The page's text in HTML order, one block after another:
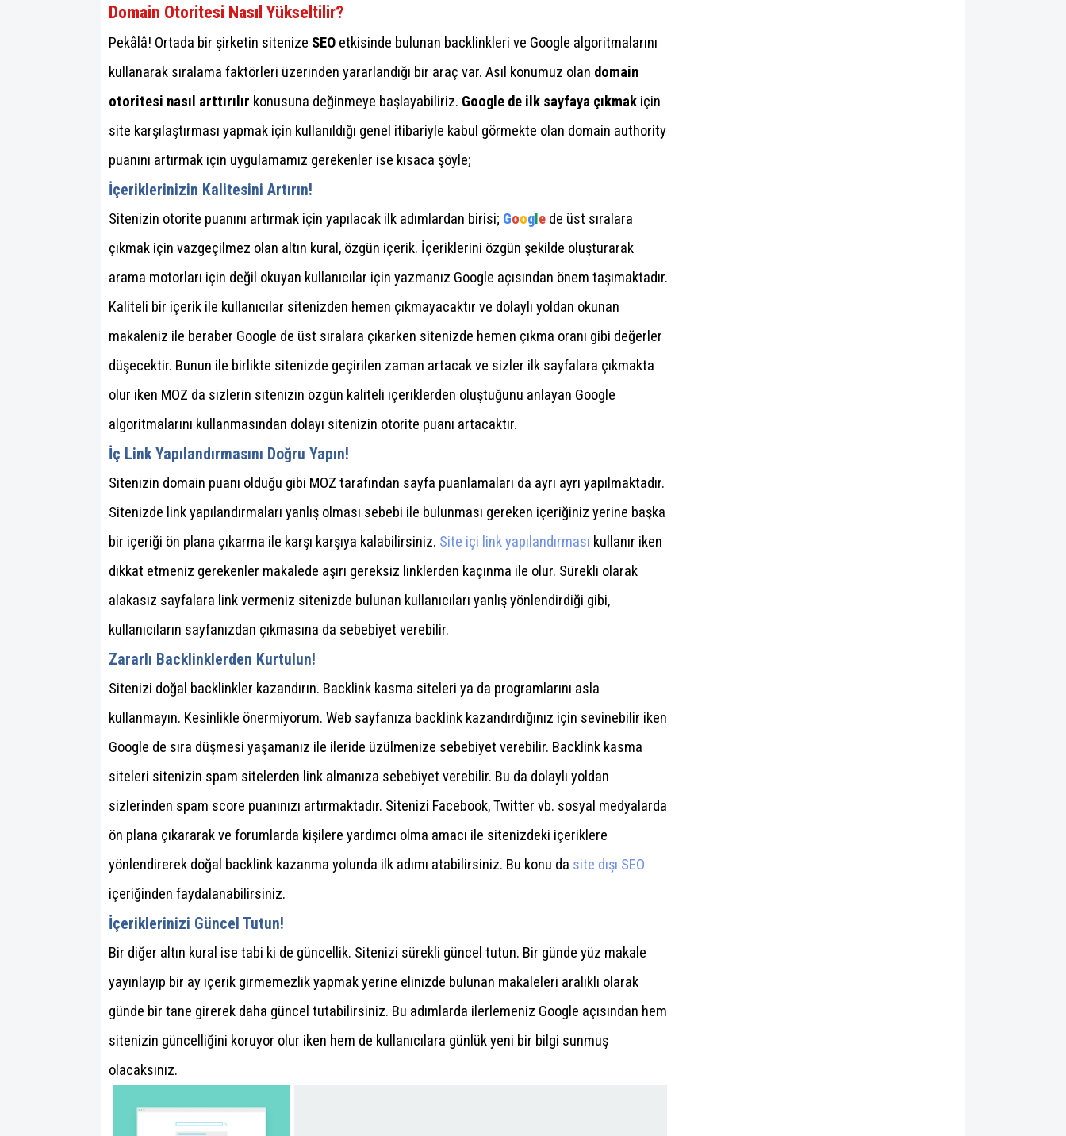
Domain Otoritesi Nasıl Yükseltilir?
Pekâlâ! Ortada bir şirketin sitenize SEO etkisinde bulunan backlinkleri ve Google algoritmalarını
kullanarak sıralama faktörleri üzerinden yararlandığı bir araç var. Asıl konumuz olan domain
otoritesi nasıl arttırılır konusuna değinmeye başlayabiliriz. Google de ilk sayfaya çıkmak için
site karşılaştırması yapmak için kullanıldığı genel itibariyle kabul görmekte olan domain authority
puanını artırmak için uygulamamız gerekenler ise kısaca şöyle;
İçeriklerinizin Kalitesini Artırın!
Sitenizin otorite puanını artırmak için yapılacak ilk adımlardan birisi; Goog e de üst sıralara
çıkmak için vazgeçilmez olan altın kural, özgün içerik. İçeriklerini özgün şekilde oluşturarak
arama motorları için değil okuyan kullanıcılar için yazmanız Google açısından önem taşımaktadır.
Kaliteli bir içerik ile kullanıcılar sitenizden hemen çıkmayacaktır ve dolaylı yoldan okunan
makaleniz ile beraber Google de üst sıralara çıkarken sitenizde hemen çıkma oranı gibi değerler
düşecektir. Bunun ile birlikte sitenizde geçirilen zaman artacak ve sizler ilk sayfalara çıkmakta
olur iken MOZ da sizlerin sitenizin özgün kaliteli içeriklerden oluştuğunu anlayan Google
algoritmalarını kullanmasından dolayı sitenizin otorite puanı artacaktır.
İç Link Yapılandırmasını Doğru Yapın!
Sitenizin domain puanı olduğu gibi MOZ tarafından sayfa puanlamaları da ayrı ayrı yapılmaktadır.
Sitenizde link yapılandırmaları yanlış olması sebebi ile bulunması gereken içeriğiniz yerine başka
bir içeriği ön plana çıkarma ile karşı karşıya kalabilirsiniz. Site içi link yapılandırması kullanır iken
dikkat etmeniz gerekenler makalede aşırı gereksiz linklerden kaçınma ile olur. Sürekli olarak
alakasız sayfalara link vermeniz sitenizde bulunan kullanıcıları yanlış yönlendirdiği gibi,
kullanıcıların sayfanızdan çıkmasına da sebebiyet verebilir.
Zararlı Backlinklerden Kurtulun!
Sitenizi doğal backlinkler kazandırın. Backlink kasma siteleri ya da programlarını asla
kullanmayın. Kesinlikle önermiyorum. Web sayfanıza backlink kazandırdığınız için sevinebilir iken
Google de sıra düşmesi yaşamanız ile ileride üzülmenize sebebiyet verebilir. Backlink kasma
siteleri sitenizin spam sitelerden link almanıza sebebiyet verebilir. Bu da dolaylı yoldan
sizlerinden spam score puanınızı artırmaktadır. Sitenizi Facebook, Twitter vb. sosyal medyalarda
ön plana çıkararak ve forumlarda kişilere yardımcı olma amacı ile sitenizdeki içeriklere
yönlendirerek doğal backlink kazanma yolunda ilk adımı atabilirsiniz. Bu konu da site dışı SEO
içeriğinden faydalanabilirsiniz.
İçeriklerinizi Güncel Tutun!
Bir diğer altın kural ise tabi ki de güncellik. Sitenizi sürekli güncel tutun. Bir günde yüz makale
yayınlayıp bir ay içerik girmemezlik yapmak yerine elinizde bulunan makaleleri aralıklı olarak
günde bir tane girerek daha güncel tutabilirsiniz. Bu adımlarda ilerlemeniz Google açısından hem
sitenizin güncelliğini koruyor olur iken hem de kullanıcılara günlük yeni bir bilgi sunmuş
olacaksınız.